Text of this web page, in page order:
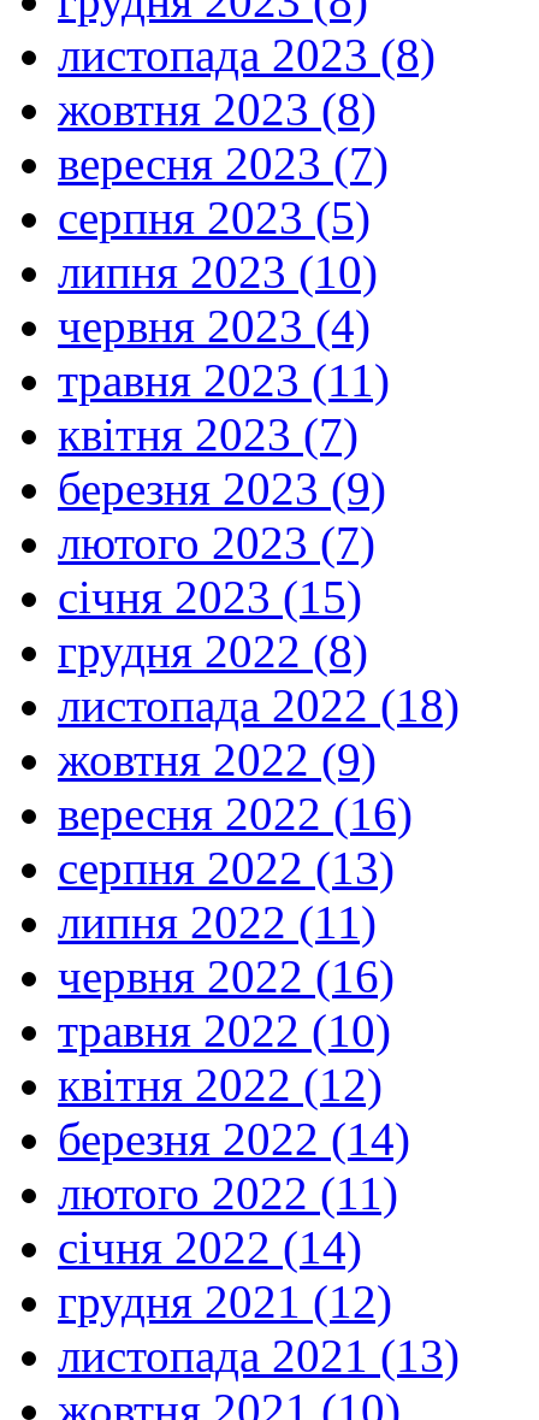
листопада 2023 (8)
жовтня 2023 (8)
вересня 2023 (7)
серпня 2023 (5)
липня 2023 (10)
червня 2023 (4)
травня 2023 (11)
квітня 2023 (7)
березня 2023 (9)
лютого 2023 (7)
січня 2023 (15)
грудня 2022 (8)
листопада 2022 (18)
жовтня 2022 (9)
вересня 2022 (16)
серпня 2022 (13)
липня 2022 (11)
червня 2022 (16)
травня 2022 (10)
квітня 2022 (12)
березня 2022 (14)
лютого 2022 (11)
січня 2022 (14)
грудня 2021 (12)
листопада 2021 (13)
жовтня 2021 (10)